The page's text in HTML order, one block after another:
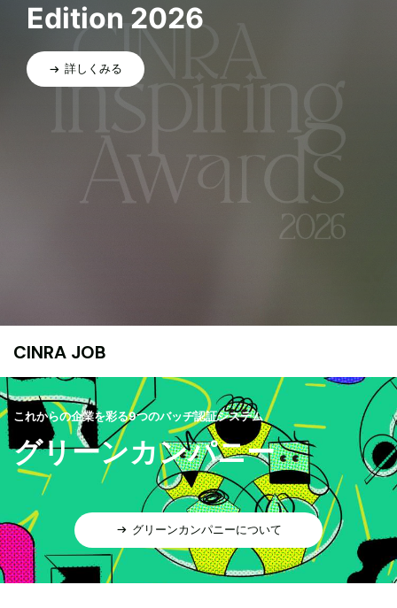
Edition 2026
詳しくみる
CINRA JOB
これからの企業を彩る9つのバッヂ認証システム
グリーンカンパニー
グリーンカンパニーについて